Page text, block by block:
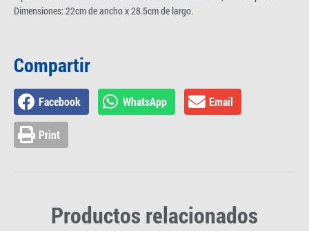
Dimensiones: 22cm de ancho x 28.5cm de largo.
Compartir
Facebook WhatsApp Email
Print
Productos relacionados